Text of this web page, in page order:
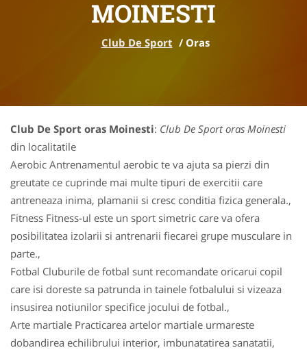
MOINESTI
Club De Sport / Oras
Club De Sport oras Moinesti: Club De Sport oras Moinesti
din localitatile
Aerobic Antrenamentul aerobic te va ajuta sa pierzi din
greutate ce cuprinde mai multe tipuri de exercitii care
antreneaza inima, plamanii si cresc conditia fizica generala.,
Fitness Fitness-ul este un sport simetric care va ofera
posibilitatea izolarii si antrenarii fiecarei grupe musculare in
parte.,
Fotbal Cluburile de fotbal sunt recomandate oricarui copil
care isi doreste sa patrunda in tainele fotbalului si vizeaza
insusirea notiunilor specifice jocului de fotbal.,
Arte martiale Practicarea artelor martiale urmareste
dobandirea echilibrului interior, imbunatatirea sanatatii,